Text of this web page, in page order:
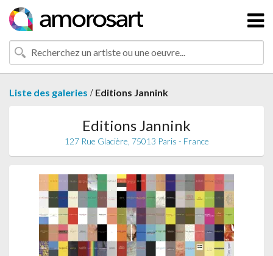
Liste des galeries / Editions Jannink
Editions Jannink
127 Rue Glacière, 75013 Paris - France